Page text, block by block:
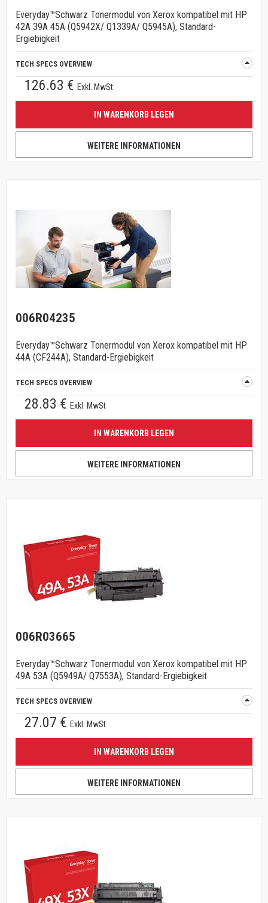
Everyday™Schwarz Tonermodul von Xerox kompatibel mit HP
42A 39A 45A (Q5942X/ Q1339A/ Q5945A), Standard-
Ergiebigkeit
TECH SPECS OVERVIEW
126.63 € Exkl. MwSt
IN WARENKORB LEGEN
WEITERE INFORMATIONEN
006R04235
Everyday™Schwarz Tonermodul von Xerox kompatibel mit HP
44A (CF244A), Standard-Ergiebigkeit
TECH SPECS OVERVIEW
28.83 € Exkl. MwSt
IN WARENKORB LEGEN
WEITERE INFORMATIONEN
006R03665
Everyday™Schwarz Tonermodul von Xerox kompatibel mit HP
49A 53A (Q5949A/ Q7553A), Standard-Ergiebigkeit
TECH SPECS OVERVIEW
27.07 € Exkl. MwSt
IN WARENKORB LEGEN
WEITERE INFORMATIONEN